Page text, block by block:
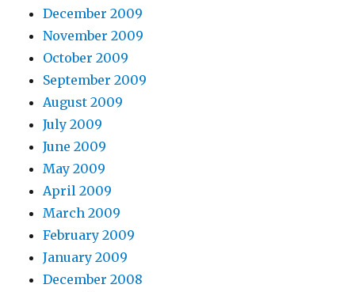
December 2009
November 2009
October 2009
September 2009
August 2009
July 2009
June 2009
May 2009
April 2009
March 2009
February 2009
January 2009
December 2008